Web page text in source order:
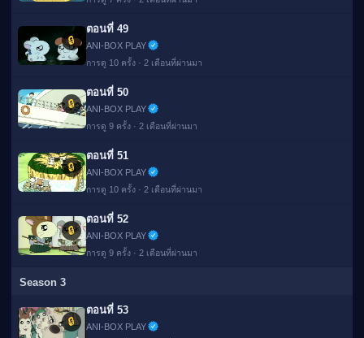
🔒
ตอนที่ 49
ANI-BOX PLAY
การดู 10 ครั้ง · 2 เดือนที่ผ่านมา
🔒
ตอนที่ 50
ANI-BOX PLAY
การดู 9 ครั้ง · 2 เดือนที่ผ่านมา
🔒
ตอนที่ 51
ANI-BOX PLAY
การดู 10 ครั้ง · 2 เดือนที่ผ่านมา
🔒
ตอนที่ 52
ANI-BOX PLAY
การดู 9 ครั้ง · 2 เดือนที่ผ่านมา
Season 3
🔒
ตอนที่ 53
ANI-BOX PLAY